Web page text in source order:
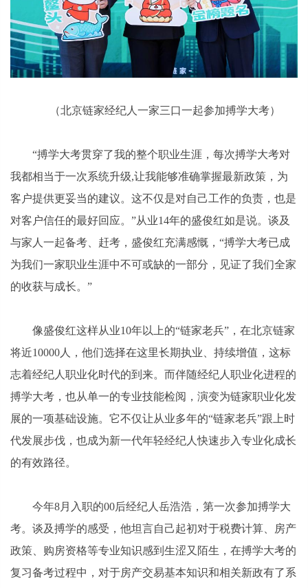
（北京链家经纪人一家三口一起参加搏学大考）
“搏学大考贯穿了我的整个职业生涯，每次搏学大考对
我都相当于一次系统升级,让我能够准确掌握最新政策，为
客户提供更妥当的建议。这不仅是对自己工作的负责，也是
对客户信任的最好回应。”从业14年的盛俊红如是说。谈及
与家人一起备考、赶考，盛俊红充满感慨，“搏学大考已成
为我们一家职业生涯中不可或缺的一部分，见证了我们全家
的收获与成长。”
像盛俊红这样从业10年以上的“链家老兵”，在北京链家
将近10000人，他们选择在这里长期执业、持续增值，这标
志着经纪人职业化时代的到来。而伴随经纪人职业化进程的
搏学大考，也从单一的专业技能检阅，演变为链家职业化发
展的一项基础设施。它不仅让从业多年的“链家老兵”跟上时
代发展步伐，也成为新一代年轻经纪人快速步入专业化成长
的有效路径。
今年8月入职的00后经纪人岳浩浩，第一次参加搏学大
考。谈及搏学的感受，他坦言自己起初对于税费计算、房产
政策、购房资格等专业知识感到生涩又陌生，在搏学大考的
复习备考过程中，对于房产交易基本知识和相关新政有了系